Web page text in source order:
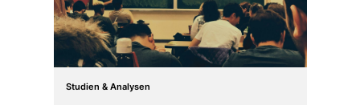
Studien & Analysen